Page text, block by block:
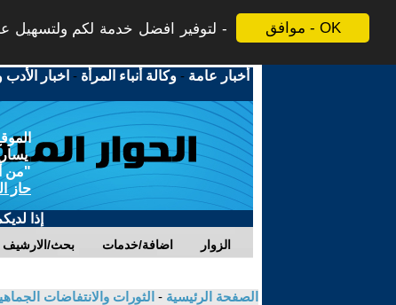
موافق - OK
لتوفير افضل خدمة لكم ولتسهيل
أخبار عامة -وكالة أنباء المرأة - اخبار الأدب
"من
حاز
إذا
بحث/الارشيف اضافة/خدمات الزوار
الصفحة الرئيسية - الثورات والانتفاضات